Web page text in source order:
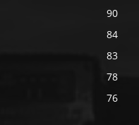
90
84
83
78
76